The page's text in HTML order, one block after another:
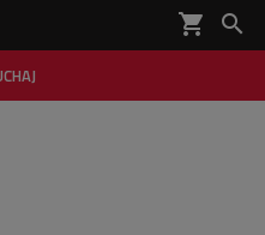
shopping_cart 
